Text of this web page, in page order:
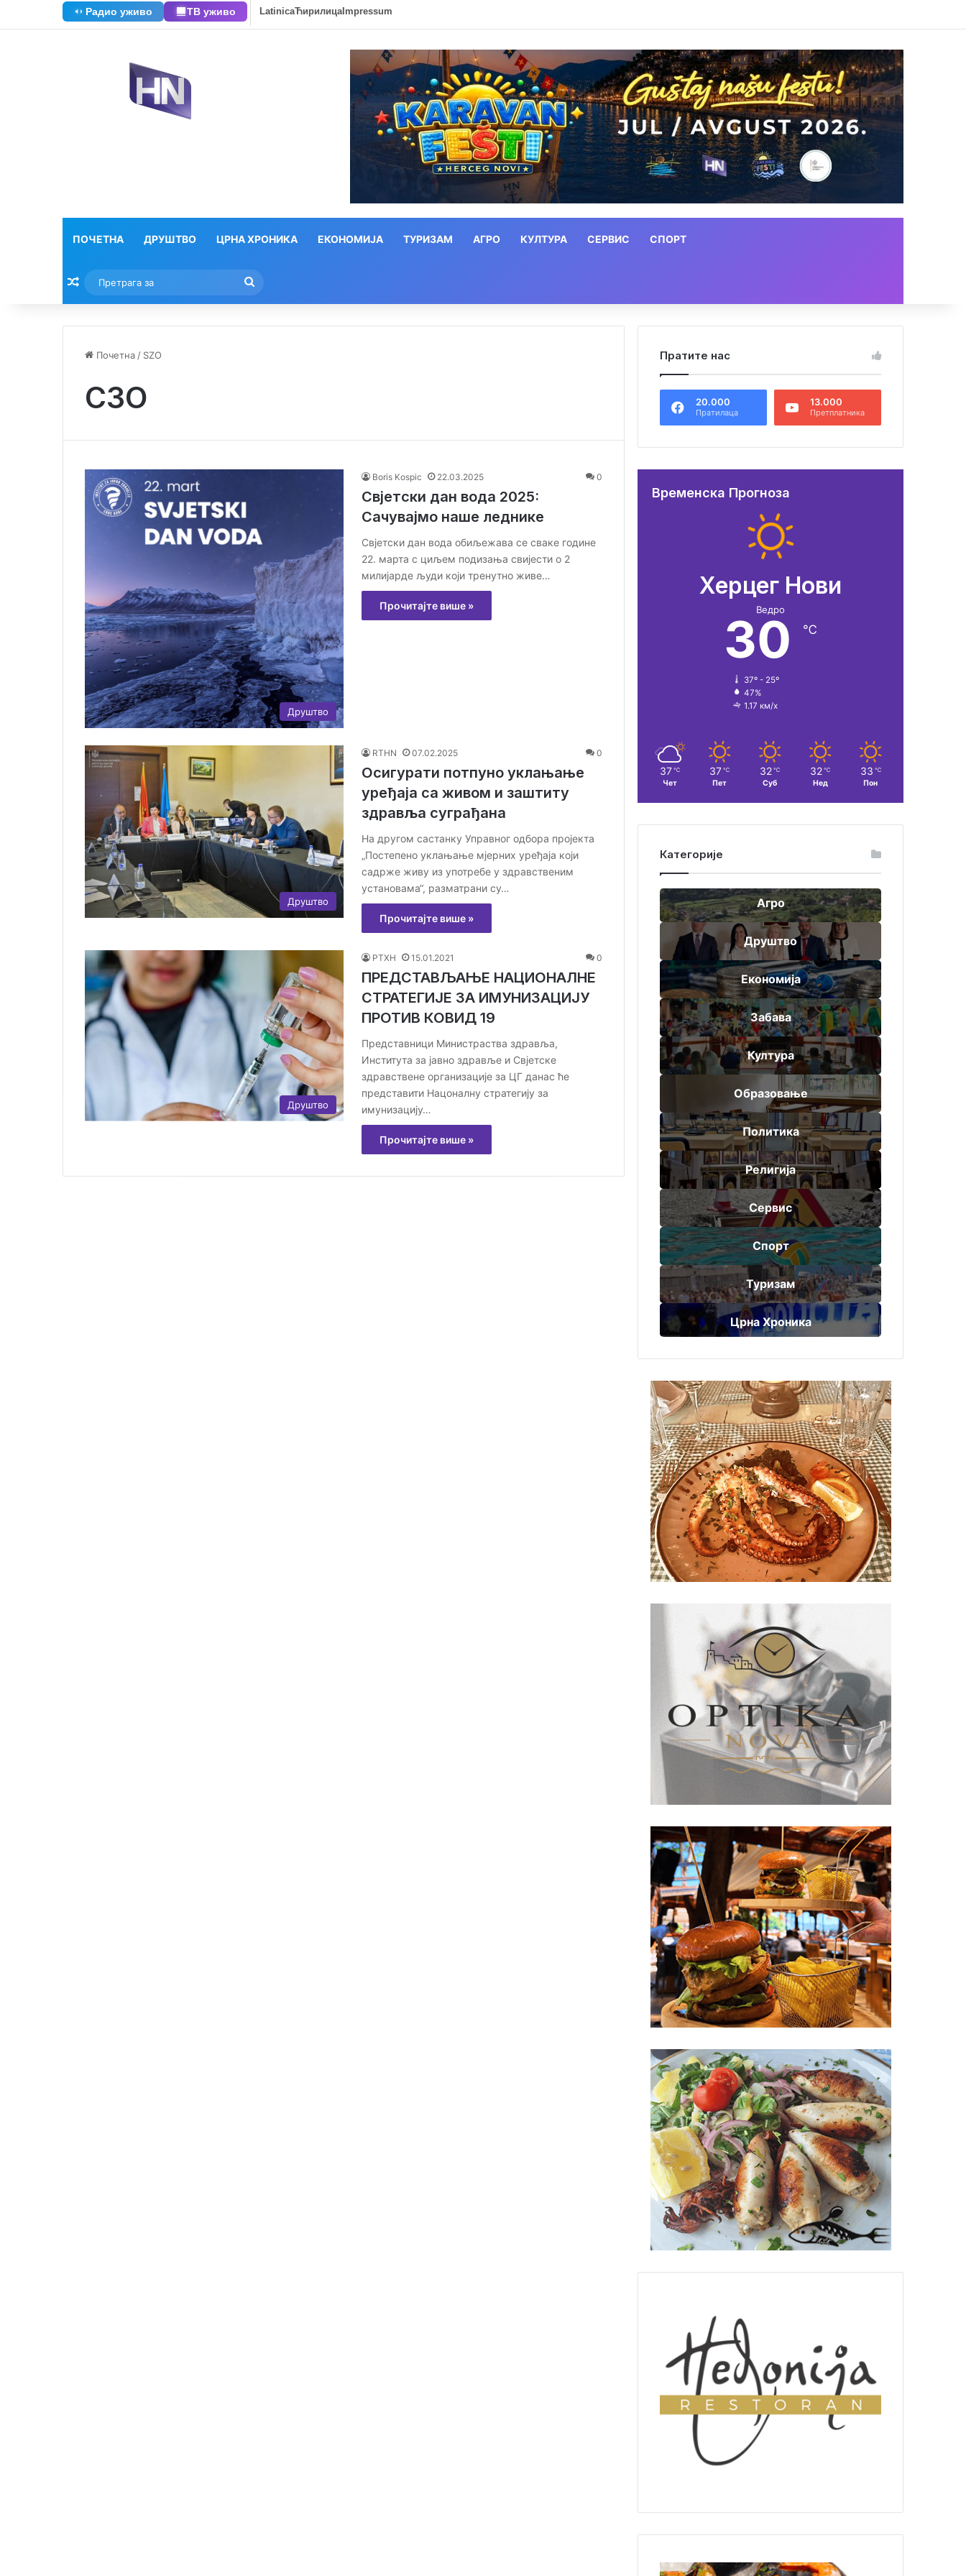
Радио уживо ТВ уживо LatinicaЋирилицаImpressum
ПОЧЕТНА ДРУШТВО ЦРНА ХРОНИКА ЕКОНОМИЈА ТУРИЗАМ АГРО КУЛТУРА СЕРВИС СПОРТ
Насумични текстови
за
Почетна / SZO
СЗО
Друштво
Boris Kospic 22.03.2025 0
Свјетски дан вода 2025:
Сачувајмо наше леднике
Свјетски дан вода обиљежава се сваке године
22. марта с циљем подизања свијести о 2
милијарде људи који тренутно живе…
Прочитајте више »
Друштво
RTHN 07.02.2025 0
Осигурати потпуно уклањање
уређаја са живом и заштиту
здравља суграђана
На другом састанку Управног одбора пројекта
„Постепено уклањање мјерних уређаја који
садрже живу из употребе у здравственим
установама“, разматрани су…
Прочитајте више »
Друштво
РТХН 15.01.2021 0
ПРЕДСТАВЉАЊЕ НАЦИОНАЛНЕ
СТРАТЕГИЈЕ ЗА ИМУНИЗАЦИЈУ
ПРОТИВ КОВИД 19
Представници Министраства здравља,
Института за јавно здравље и Свјетске
здравствене организације за ЦГ данас ће
представити Нацоналну стратегију за
имунизацију…
Прочитајте више »
Пратите нас
20.000
Пратилаца
13.000
Претплатника
Временска Прогноза
Херцег Нови
Ведро
30 ℃
37º - 25º
47%
1.17 км/х
37 ℃
Чет
37 ℃
Пет
32 ℃
Суб
32 ℃
Нед
33 ℃
Пон
Категорије
Агро
Друштво
Економија
Забава
Култура
Образовање
Политика
Религија
Сервис
Спорт
Туризам
Црна Хроника